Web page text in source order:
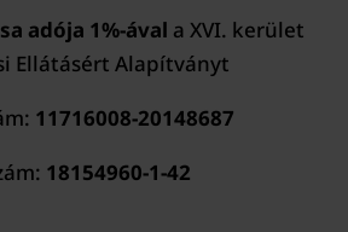
adója 1%-ával a XVI. kerület
Ellátásért Alapítványt
11716008-20148687
18154960-1-42